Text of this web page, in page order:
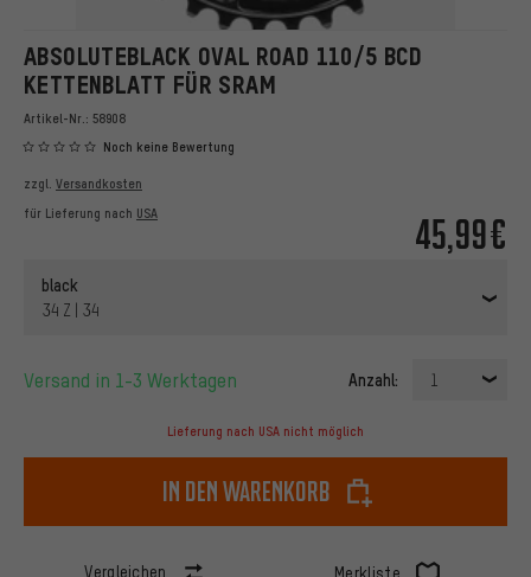
ABSOLUTEBLACK OVAL ROAD 110/5 BCD
KETTENBLATT FÜR SRAM
Artikel-Nr.: 58908
Noch keine Bewertung
45,99€
zzgl. Versandkosten
für Lieferung nach USA
black
34 Z | 34
Versand in 1-3 Werktagen Anzahl: 1
Lieferung nach USA nicht möglich
In den Warenkorb
Vergleichen